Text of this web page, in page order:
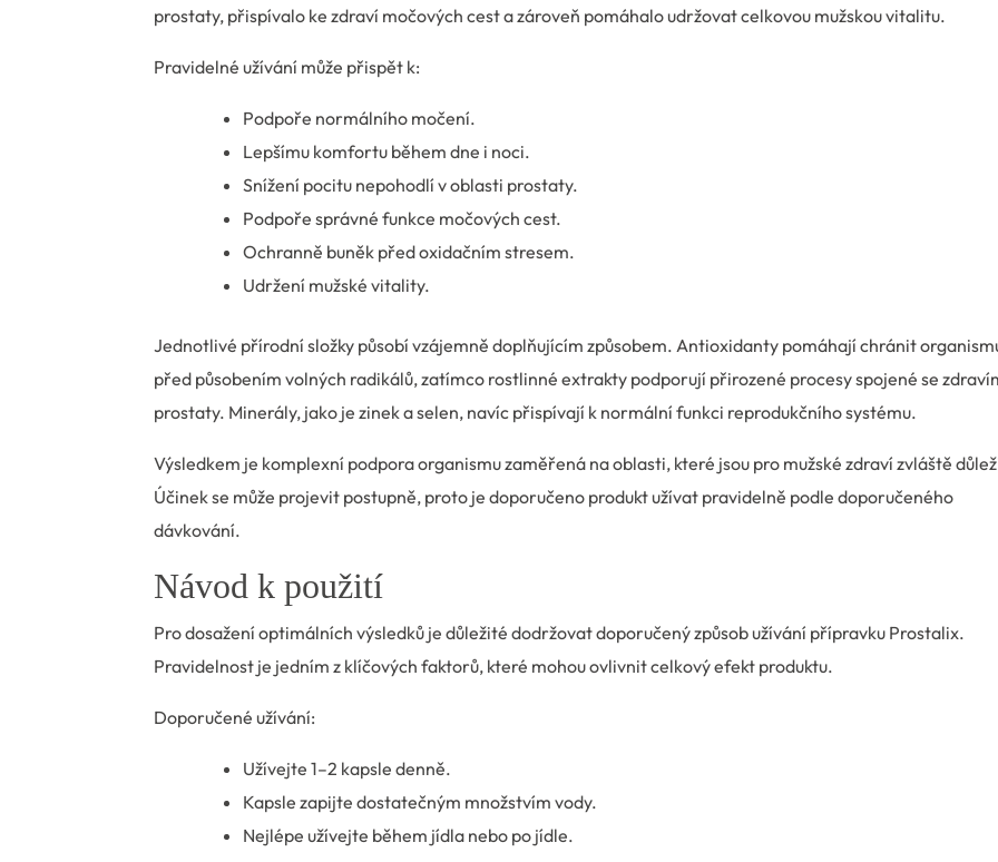
prostaty, přispívalo ke zdraví močových cest a zároveň pomáhalo udržovat celkovou mužskou vitalitu.
Pravidelné užívání může přispět k:
Podpoře normálního močení.
Lepšímu komfortu během dne i noci.
Snížení pocitu nepohodlí v oblasti prostaty.
Podpoře správné funkce močových cest.
Ochranně buněk před oxidačním stresem.
Udržení mužské vitality.
Jednotlivé přírodní složky působí vzájemně doplňujícím způsobem. Antioxidanty pomáhají chránit
před působením volných radikálů, zatímco rostlinné extrakty podporují přirozené procesy spojené se
prostaty. Minerály, jako je zinek a selen, navíc přispívají k normální funkci reprodukčního systému.
Výsledkem je komplexní podpora organismu zaměřená na oblasti, které jsou pro mužské zdraví zvláště
Účinek se může projevit postupně, proto je doporučeno produkt užívat pravidelně podle doporučeného
dávkování.
Návod k použití
Pro dosažení optimálních výsledků je důležité dodržovat doporučený způsob užívání přípravku Prostalix.
Pravidelnost je jedním z klíčových faktorů, které mohou ovlivnit celkový efekt produktu.
Doporučené užívání:
Užívejte 1–2 kapsle denně.
Kapsle zapijte dostatečným množstvím vody.
Nejlépe užívejte během jídla nebo po jídle.